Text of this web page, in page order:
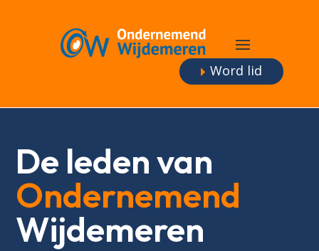
Word lid
De leden van
Ondernemend
Wijdemeren